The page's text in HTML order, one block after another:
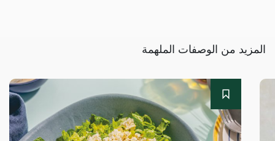
المزيد من الوصفات الملهمة